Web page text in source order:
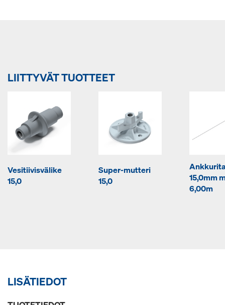
LIITTYVÄT TUOTTEET
Vesitiivisvälike
15,0
Super-mutteri
15,0
15,0mm
6,00m
LISÄTIEDOT